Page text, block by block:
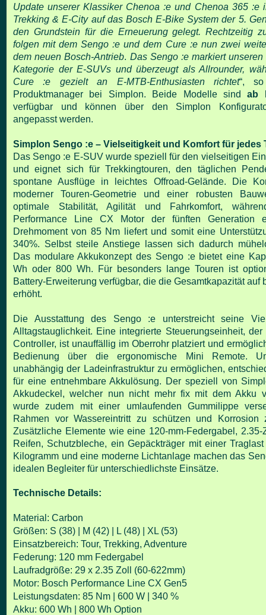
Update unserer Klassiker Chenoa :e und Chenoa 365 :e
Trekking & E-City auf das Bosch E-Bike System der 5.
den Grundstein für die Erneuerung gelegt. Rechtzeitig
folgen mit dem Sengo :e und dem Cure :e nun zwei
dem neuen Bosch-Antrieb. Das Sengo :e markiert
Kategorie der E-SUVs und überzeugt als Allrounder,
Cure :e gezielt an E-MTB-Enthusiasten richtet“,
Produktmanager bei Simplon. Beide Modelle sindab
verfügbar und können über den Simplon
angepasst werden.
Simplon Sengo :e – Vielseitigkeit und Komfort für jedes
Das Sengo :e E-SUV wurde speziell für den vielseitigen
und eignet sich für Trekkingtouren, den täglichen
spontane Ausflüge in leichtes Offroad-Gelände. Die
moderner Touren-Geometrie und einer robusten
optimale Stabilität, Agilität und Fahrkomfort,
Performance Line CX Motor der fünften Generation
Drehmoment von 85 Nm liefert und somit eine
340%. Selbst steile Anstiege lassen sich dadurch
Das modulare Akkukonzept des Sengo :e bietet eine
Wh oder 800 Wh. Für besonders lange Touren ist
Battery-Erweiterung verfügbar, die die Gesamtkapazität auf
erhöht.
Die Ausstattung des Sengo :e unterstreicht seine
Alltagstauglichkeit. Eine integrierte Steuerungseinheit, der
Controller, ist unauffällig im Oberrohr platziert und
Bedienung über die ergonomische Mini Remote.
unabhängig der Ladeinfrastruktur zu ermöglichen,
für eine entnehmbare Akkulösung. Der speziell von
Akkudeckel, welcher nun nicht mehr fix mit dem Akku
wurde zudem mit einer umlaufenden Gummilippe
Rahmen vor Wassereintritt zu schützen und Korrosion
Zusätzliche Elemente wie eine 120-mm-Federgabel, 2.35-
Reifen, Schutzbleche, ein Gepäckträger mit einer
Kilogramm und eine moderne Lichtanlage machen das
idealen Begleiter für unterschiedlichste Einsätze.
Technische Details:
Material: Carbon
Größen: S (38) | M (42) | L (48) | XL (53)
Einsatzbereich: Tour, Trekking, Adventure
Federung: 120 mm Federgabel
Laufradgröße: 29 x 2.35 Zoll (60-622mm)
Motor: Bosch Performance Line CX Gen5
Leistungsdaten: 85 Nm | 600 W | 340 %
Akku: 600 Wh | 800 Wh Option